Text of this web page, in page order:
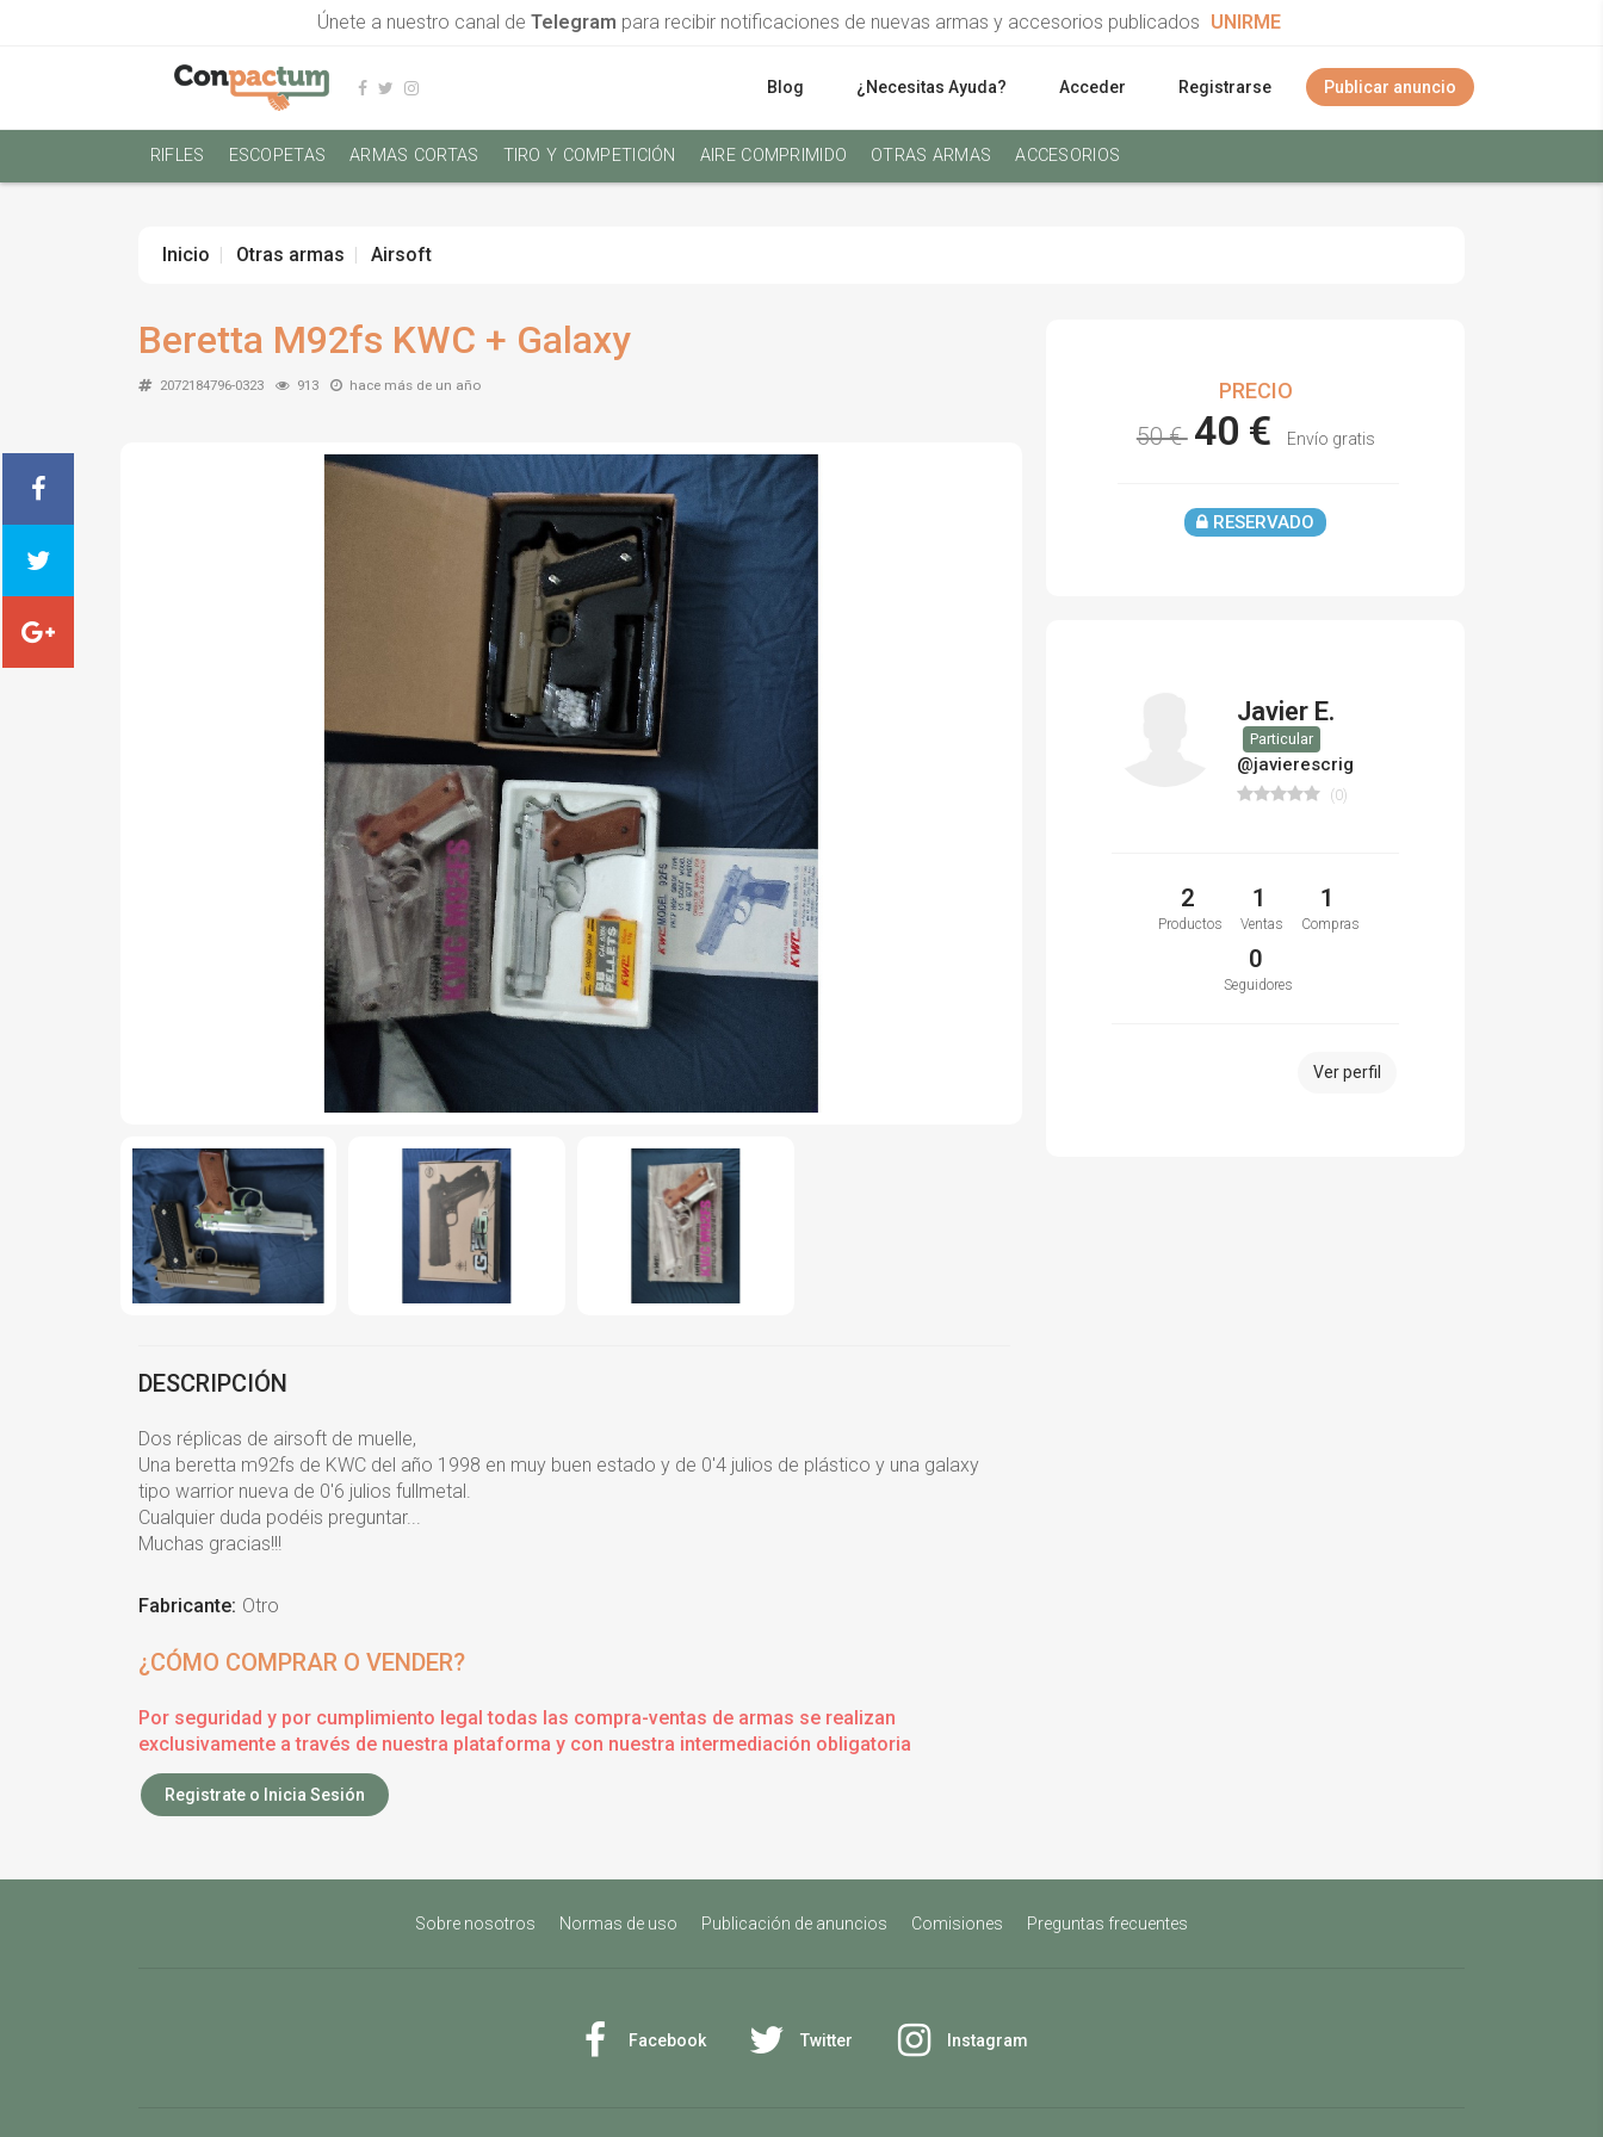
Únete a nuestro canal de Telegram para recibir notificaciones de nuevas armas y accesorios publicados UNIRME
Blog ¿Necesitas Ayuda? Acceder Registrarse Publicar anuncio
RIFLES ESCOPETAS ARMAS CORTAS TIRO Y COMPETICIÓN AIRE COMPRIMIDO OTRAS ARMAS ACCESORIOS
Inicio Otras armas Airsoft
Beretta M92fs KWC + Galaxy
2072184796-0323 913 hace más de un año
DESCRIPCIÓN
Dos réplicas de airsoft de muelle,
Una beretta m92fs de KWC del año 1998 en muy buen estado y de 0'4 julios de plástico y una galaxy
tipo warrior nueva de 0'6 julios fullmetal.
Cualquier duda podéis preguntar...
Muchas gracias!!!
Fabricante: Otro
¿CÓMO COMPRAR O VENDER?
Por seguridad y por cumplimiento legal todas las compra-ventas de armas se realizan
exclusivamente a través de nuestra plataforma y con nuestra intermediación obligatoria
Registrate o Inicia Sesión
PRECIO
50 € 40 € Envío gratis
RESERVADO
Javier E.
Particular
@javierescrig
(0)
2
Productos
1
Ventas
1
Compras
0
Seguidores
Ver perfil
Sobre nosotros Normas de uso Publicación de anuncios Comisiones Preguntas frecuentes
Facebook Twitter Instagram